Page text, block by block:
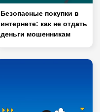
Безопасные покупки в
интернете: как не отдать
деньги мошенникам